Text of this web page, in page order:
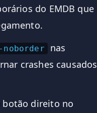
do EMDB que
noborder
nas
crashes causados
botão direito no